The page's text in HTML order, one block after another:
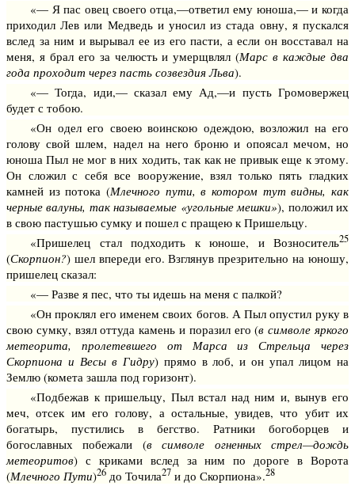
«— Я пас овец своего отца,—ответил ему юноша,— и когда
приходил Лев или Медведь и уносил из стада овну, я пускался
вслед за ним и вырывал ее из его пасти, а если он восставал на
меня, я брал его за челюсть и умерщвлял (Марс в каждые два
года проходит через пасть созвездия Льва).
«— Тогда, иди,— сказал ему Ад,—и пусть Громовержец
будет с тобою.
«Он одел его своею воинскою одеждою, возложил на его
голову свой шлем, надел на него броню и опоясал мечом, но
юноша Пыл не мог в них ходить, так как не привык еще к этому.
Он сложил с себя все вооружение, взял только пять гладких
камней из потока (Млечного пути, в котором тут видны, как
черные валуны, так называемые «угольные мешки»), положил их
в свою пастушью сумку и пошел с пращею к Пришельцу.
«Пришелец стал подходить к юноше, и Возноситель25
(Скорпион?) шел впереди его. Взглянув презрительно на юношу,
пришелец сказал:
«— Разве я пес, что ты идешь на меня с палкой?
«Он проклял его именем своих богов. А Пыл опустил руку в
свою сумку, взял оттуда камень и поразил его (в символе яркого
метеорита, пролетевшего от Марса из Стрельца через
Скорпиона и Весы в Гидру) прямо в лоб, и он упал лицом на
Землю (комета зашла под горизонт).
«Подбежав к пришельцу, Пыл встал над ним и, вынув его
меч, отсек им его голову, а остальные, увидев, что убит их
богатырь, пустились в бегство. Ратники богоборцев и
богославных побежали (в символе огненных стрел—дождь
метеоритов) с криками вслед за ним по дороге в Ворота
(Млечного Пути)26 до Точила27 и до Скорпиона».28